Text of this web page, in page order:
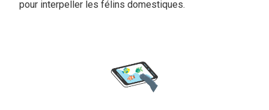
pour interpeller les félins domestiques.